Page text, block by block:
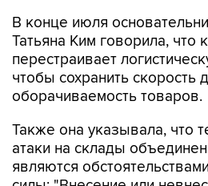
В конце июля
Татьяна Ким говорила, что
перестраивает
чтобы сохранить скорость
оборачиваемость товаров.
Также она указывала, что
атаки на склады
являются